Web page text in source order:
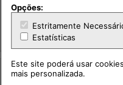
Opções:
Estritamente
Estatísticas
Este site poderá usar
mais personalizada.